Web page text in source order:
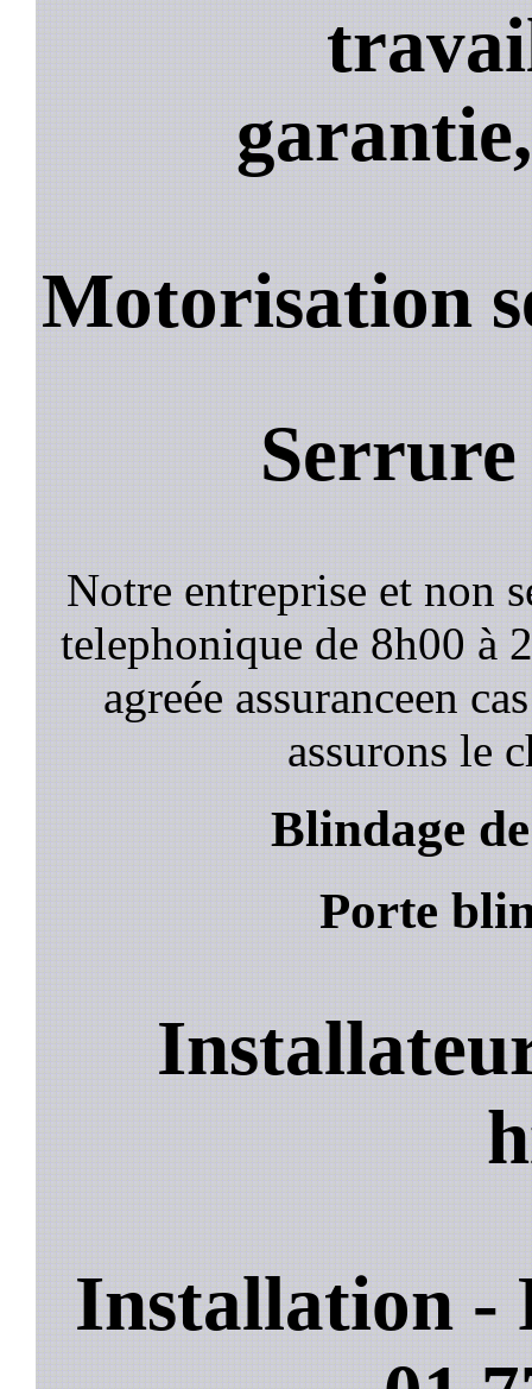
garantie,
Motorisation
Notre entreprise et non
telephonique de 8h00 à
agreée assuranceen
assurons le
Blindage
Porte
Installation -